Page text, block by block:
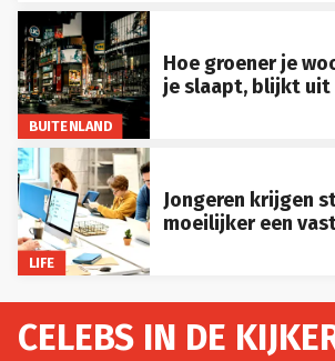
BUITENLAND
Hoe groener je
je slaapt, blijkt uit
LIFE
Jongeren krijgen
moeilijker een
CELEBS IN DE